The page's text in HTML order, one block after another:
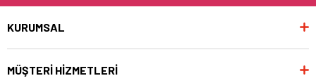
KURUMSAL
MÜŞTERİ HİZMETLERİ